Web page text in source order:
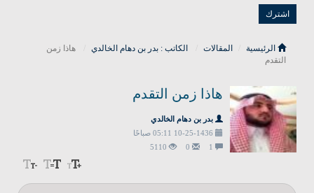
الرئيسية المقالات الكاتب : بدر بن دهام الخالدي
هاذا زمن
التقدم
هاذا زمن التقدم
بدر بن دهام الخالدي
5110